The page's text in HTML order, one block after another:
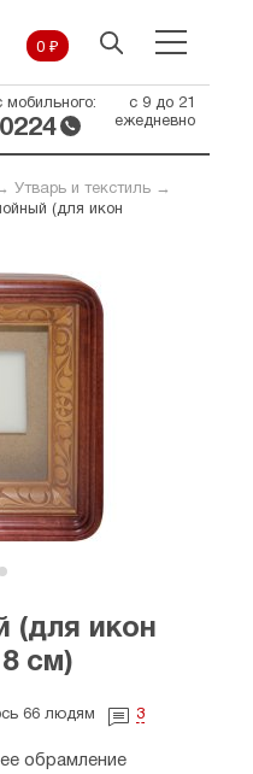
0 ₽
мобильного:
0224
с 9 до 21
ежедневно
Утварь и текстиль→
(для икон
(для икон
см)
66 людям 3
обрамление